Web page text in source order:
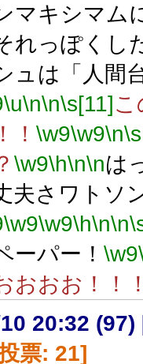
マキシマム
れっぽくし
ュは「人間
\u\n\n\s[11]
！ \w9\w9\n
\w9\h\n\nは
夫さワトソ
\w9\w9\h\n\n
ーパー！ \w9
おおお！！
20:32 (97)
票: 21]